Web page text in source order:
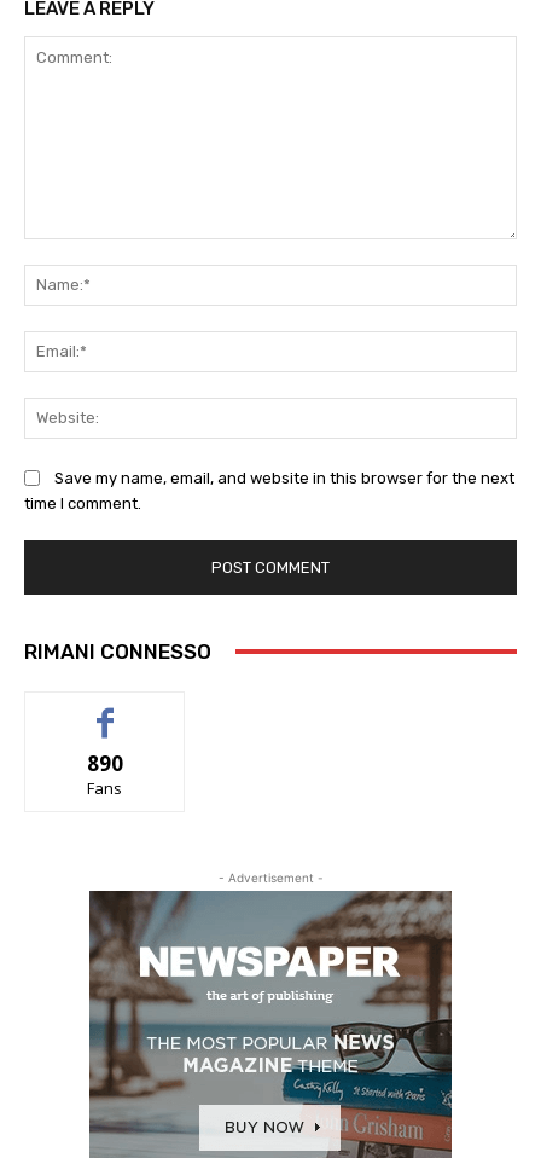
LEAVE A REPLY
Save my name, email, and website in this browser for the next
time I comment.
RIMANI CONNESSO
890
Fans
- Advertisement -